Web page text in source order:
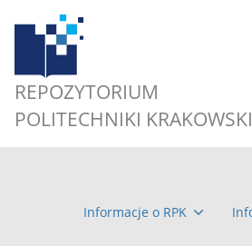
REPOZYTORIUM
POLITECHNIKI
Informacje o RPK